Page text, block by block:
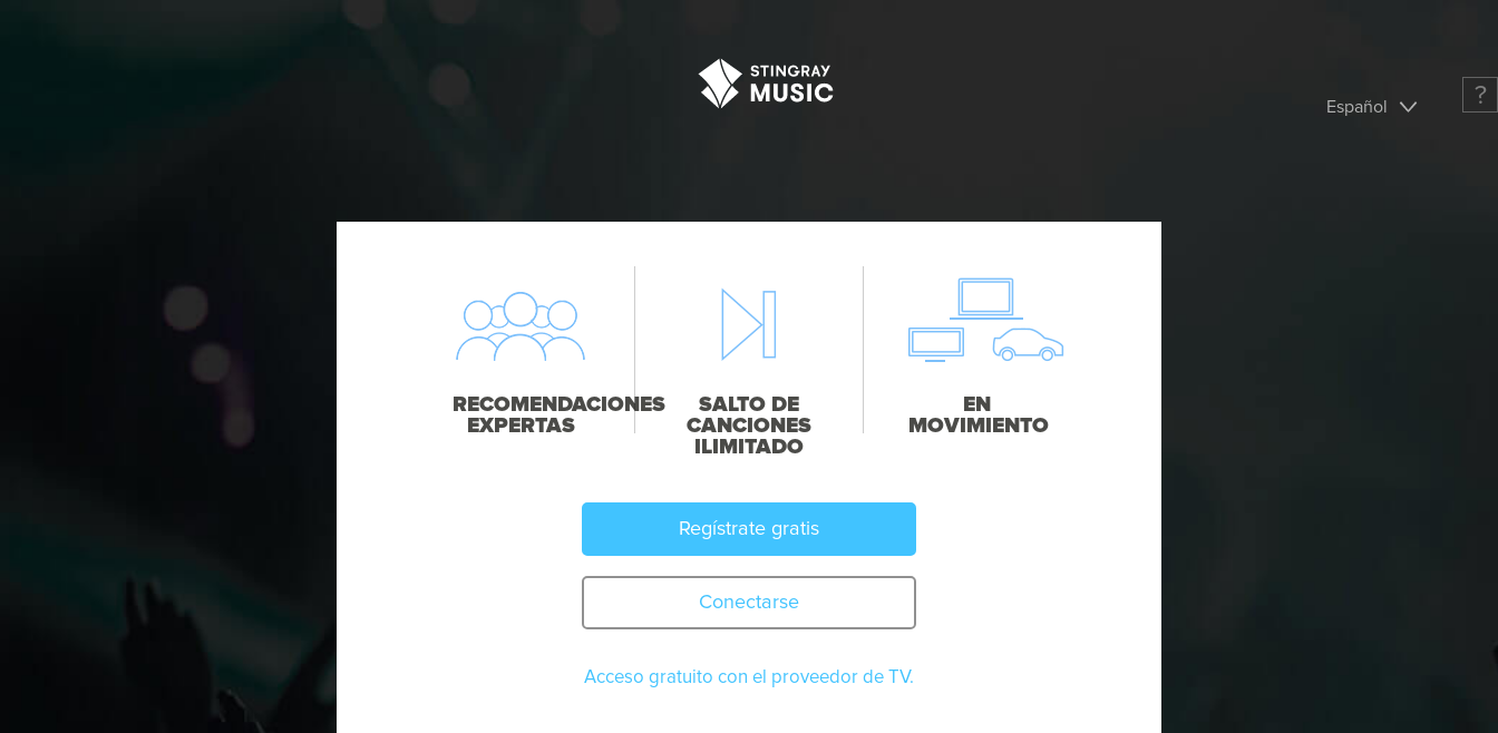
Español ?
RECOMENDACIONES
EXPERTAS
SALTO DE
CANCIONES
ILIMITADO
EN
MOVIMIENTO
Regístrate gratis
Conectarse
Acceso gratuito con el proveedor de TV.